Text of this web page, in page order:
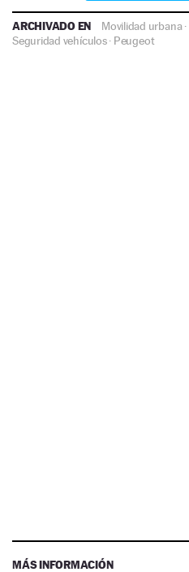
ARCHIVADO EN Movilidad urbana·
Seguridad vehículos· Peugeot
MÁS INFORMACIÓN